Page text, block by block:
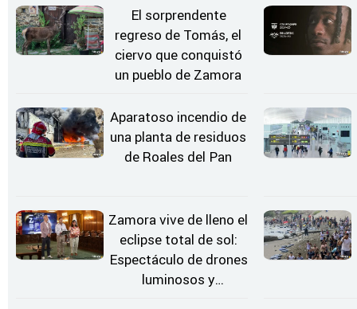
El sorprendente
regreso de Tomás, el
ciervo que conquistó
un pueblo de Zamora
Aparatoso incendio de
una planta de residuos
de Roales del Pan
Zamora vive de lleno el
eclipse total de sol:
Espectáculo de drones
luminosos y